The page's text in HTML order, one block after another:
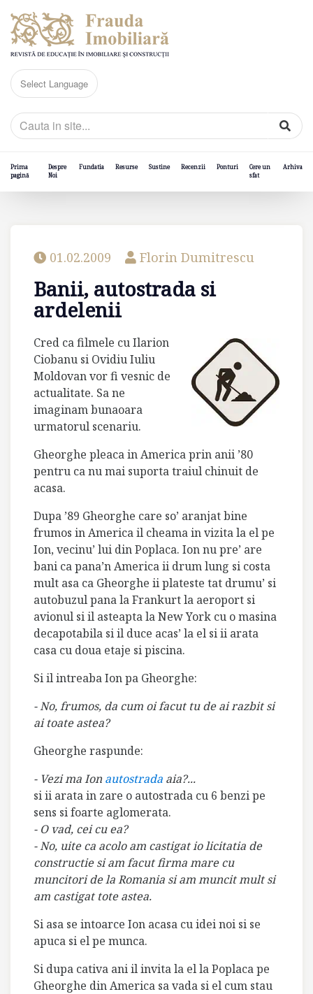
Prima
pagină
Despre
Noi
Fundatia Resurse Sustine Recenzii Ponturi
Cere un
sfat
Arhiva
01.02.2009 Florin Dumitrescu
Banii, autostrada si
ardelenii
Cred ca filmele cu Ilarion
Ciobanu si Ovidiu Iuliu
Moldovan vor fi vesnic de
actualitate. Sa ne
imaginam bunaoara
urmatorul scenariu.
Gheorghe pleaca in America prin anii ’80
pentru ca nu mai suporta traiul chinuit de
acasa.
Dupa ’89 Gheorghe care so’ aranjat bine
frumos in America il cheama in vizita la el pe
Ion, vecinu’ lui din Poplaca. Ion nu pre’ are
bani ca pana’n America ii drum lung si costa
mult asa ca Gheorghe ii plateste tat drumu’ si
autobuzul pana la Frankurt la aeroport si
avionul si il asteapta la New York cu o masina
decapotabila si il duce acas’ la el si ii arata
casa cu doua etaje si piscina.
Si il intreaba Ion pa Gheorghe:
- No, frumos, da cum oi facut tu de ai razbit si
ai toate astea?
Gheorghe raspunde:
- Vezi ma Ion autostrada aia?...
si ii arata in zare o autostrada cu 6 benzi pe
sens si foarte aglomerata.
- O vad, cei cu ea?
- No, uite ca acolo am castigat io licitatia de
constructie si am facut firma mare cu
muncitori de la Romania si am muncit mult si
am castigat tote astea.
Si asa se intoarce Ion acasa cu idei noi si se
apuca si el pe munca.
Si dupa cativa ani il invita la el la Poplaca pe
Gheorghe din America sa vada si el cum stau